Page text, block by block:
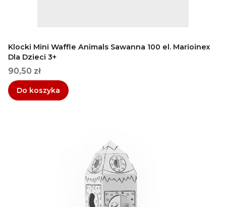
Klocki Mini Waffle Animals Sawanna 100 el. Marioinex
Dla Dzieci 3+
Cena
90,50 zł
Do koszyka